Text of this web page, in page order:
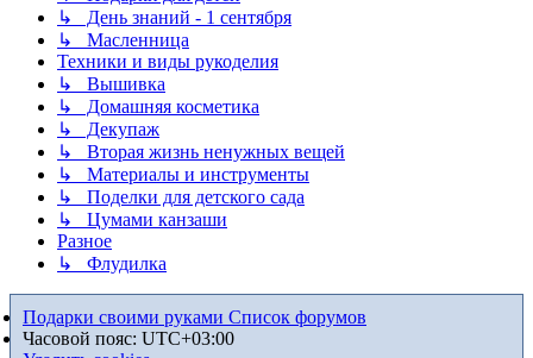
↳ День знаний - 1 сентября
↳ Масленница
Техники и виды рукоделия
↳ Вышивка
↳ Домашняя косметика
↳ Декупаж
↳ Вторая жизнь ненужных вещей
↳ Материалы и инструменты
↳ Поделки для детского сада
↳ Цумами канзаши
Разное
↳ Флудилка
Подарки своими руками Список форумов
Часовой пояс: UTC+03:00